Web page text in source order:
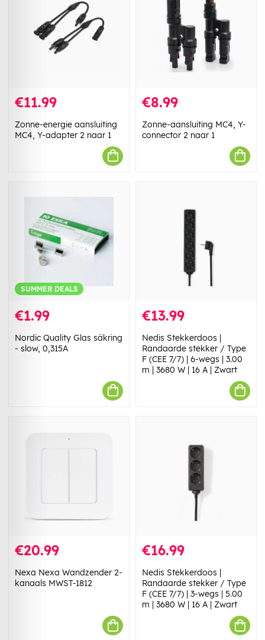
€11.99
Zonne-energie aansluiting
MC4, Y-adapter 2 naar 1
€8.99
Zonne-aansluiting MC4, Y-
connector 2 naar 1
SUMMER DEALS
€1.99
Nordic Quality Glas säkring
- slow, 0,315A
€13.99
Nedis Stekkerdoos |
Randaarde stekker / Type
F (CEE 7/7) | 6-wegs | 3.00
m | 3680 W | 16 A | Zwart
€20.99
Nexa Nexa Wandzender 2-
kanaals MWST-1812
€16.99
Nedis Stekkerdoos |
Randaarde stekker / Type
F (CEE 7/7) | 3-wegs | 5.00
m | 3680 W | 16 A | Zwart